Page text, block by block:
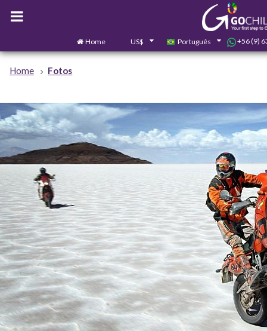
Home US$ Português +56 (9)
Home Fotos